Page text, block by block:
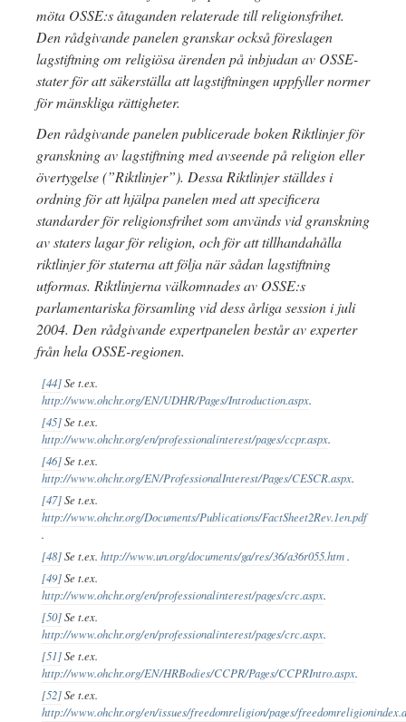
möta OSSE:s åtaganden relaterade till religionsfrihet.
Den rådgivande panelen granskar också föreslagen
lagstiftning om religiösa ärenden på inbjudan av OSSE-
stater för att säkerställa att lagstiftningen uppfyller normer
för mänskliga rättigheter.
Den rådgivande panelen publicerade boken Riktlinjer för
granskning av lagstiftning med avseende på religion eller
övertygelse (”Riktlinjer”). Dessa Riktlinjer ställdes i
ordning för att hjälpa panelen med att specificera
standarder för religionsfrihet som används vid granskning
av staters lagar för religion, och för att tillhandahålla
riktlinjer för staterna att följa när sådan lagstiftning
utformas. Riktlinjerna välkomnades av OSSE:s
parlamentariska församling vid dess årliga session i juli
2004. Den rådgivande expertpanelen består av experter
från hela OSSE-regionen.
[44]Se t.ex.
http://www.ohchr.org/EN/UDHR/Pages/Introduction.aspx.
[45]Se t.ex.
http://www.ohchr.org/en/professionalinterest/pages/ccpr.aspx.
[46]Se t.ex.
http://www.ohchr.org/EN/ProfessionalInterest/Pages/CESCR.aspx.
[47]Se t.ex.
http://www.ohchr.org/Documents/Publications/FactSheet2Rev.1en.pdf
.
[48]Se t.ex. http://www.un.org/documents/ga/res/36/a36r055.htm.
[49]Se t.ex.
http://www.ohchr.org/en/professionalinterest/pages/crc.aspx.
[50]Se t.ex.
http://www.ohchr.org/en/professionalinterest/pages/crc.aspx.
[51]Se t.ex.
http://www.ohchr.org/EN/HRBodies/CCPR/Pages/CCPRIntro.aspx.
[52]Se t.ex.
http://www.ohchr.org/en/issues/freedomreligion/pages/